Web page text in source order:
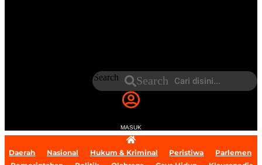
Search Search
MASUK
Daerah Nasional Hukum & Kriminal Peristiwa
Parlemen